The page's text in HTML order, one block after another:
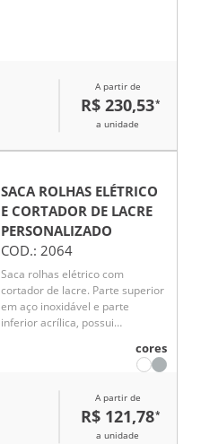
A partir de
R$ 230,53*
a unidade
SACA ROLHAS ELÉTRICO
E CORTADOR DE LACRE
PERSONALIZADO
COD.: 2064
Saca rolhas elétrico com
cortador de lacre. Parte superior
em aço inoxidável e parte
inferior acrílica, possui
acompanha pilhas) – contém
fechamento da tampa; botões
para extração e remoção de
rolhas e parte inferior com anel
cores
A partir de
R$ 121,78*
a unidade